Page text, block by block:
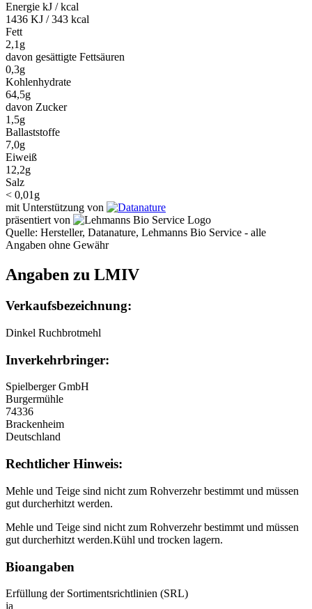
Energie kJ / kcal
1436 KJ / 343 kcal
Fett
2,1g
davon gesättigte Fettsäuren
0,3g
Kohlenhydrate
64,5g
davon Zucker
1,5g
Ballaststoffe
7,0g
Eiweiß
12,2g
Salz
< 0,01g
mit Unterstützung von
präsentiert von
Quelle: Hersteller, Datanature, Lehmanns Bio Service - alle
Angaben ohne Gewähr
Angaben zu LMIV
Verkaufsbezeichnung:
Dinkel Ruchbrotmehl
Inverkehrbringer:
Spielberger GmbH
Burgermühle
74336
Brackenheim
Deutschland
Rechtlicher Hinweis:
Mehle und Teige sind nicht zum Rohverzehr bestimmt und müssen
gut durcherhitzt werden.
Mehle und Teige sind nicht zum Rohverzehr bestimmt und müssen
gut durcherhitzt werden.Kühl und trocken lagern.
Bioangaben
Erfüllung der Sortimentsrichtlinien (SRL)
ja